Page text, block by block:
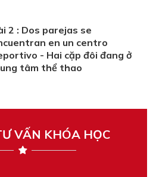
2 : Dos parejas se
en un centro
- Hai cặp đôi đang ở
tâm thể thao
VẤN KHÓA HỌC